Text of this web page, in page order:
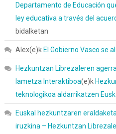
Departamento de Educación
ley educativa a través del
bidalketan
Alex(e)kEl Gobierno Vasco se
Hezkuntzan Librezaleren
Iametza Interaktiboa(e)k
teknologikoa aldarrikatzen
Euskal hezkuntzaren
iruzkina – Hezkuntzan Librezale